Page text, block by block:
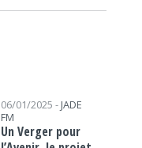
06/01/2025 - JADE
FM
Un Verger pour